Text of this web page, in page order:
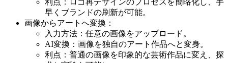
利点：ロゴ再デザインのプロセスを簡略化し、手
早くブランドの刷新が可能。
画像からアートへ変換：
入力方法：任意の画像をアップロード。
AI変換：画像を独自のアート作品へと変身。
利点：普通の画像を印象的な芸術作品に変え、探